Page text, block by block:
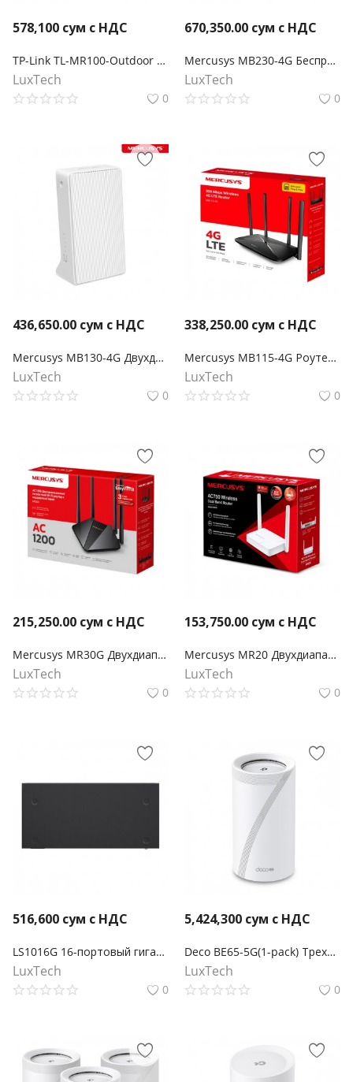
578,100 сум с НДС
TP-Link TL-MR100-Outdoor N300 Наружный беспроводной 4G LTE маршрутизатор
LuxTech
0
670,350.00 сум с НДС
Mercusys MB230-4G Беспроводной двухдиапазонный гигабитный маршрутизатор 4G+ Cat6 AC1200
LuxTech
0
436,650.00 сум с НДС
Mercusys MB130-4G Двухдиапазонный роутер Wi‑Fi AC1200 с поддержкой 4G LTE
LuxTech
0
338,250.00 сум с НДС
Mercusys MB115-4G Роутер Wi-Fi N300 с поддержкой 4G LTE
LuxTech
0
215,250.00 сум с НДС
Mercusys MR30G Двухдиапазонный гигабитный роутер Wi‑Fi AC1200 с поддержкой Mesh
LuxTech
0
153,750.00 сум с НДС
Mercusys MR20 Двухдиапазонный роутер Wi‑Fi AC750
LuxTech
0
516,600 сум с НДС
LS1016G 16-портовый гигабитный настольный/стоечный коммутатор
LuxTech
0
5,424,300 сум с НДС
Deco BE65-5G(1-pack) Трехдиапазонная Mesh-модуль Wi-Fi 7 BE11000 с поддержкой 5G
LuxTech
0